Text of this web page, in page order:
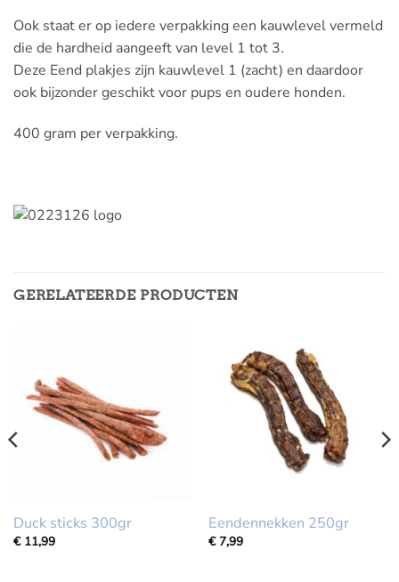
Ook staat er op iedere verpakking een kauwlevel vermeld
die de hardheid aangeeft van level 1 tot 3.
Deze Eend plakjes zijn kauwlevel 1 (zacht) en daardoor
ook bijzonder geschikt voor pups en oudere honden.
400 gram per verpakking.
GERELATEERDE PRODUCTEN
Duck sticks 300gr
€ 11,99
Eendennekken 250gr
€ 7,99